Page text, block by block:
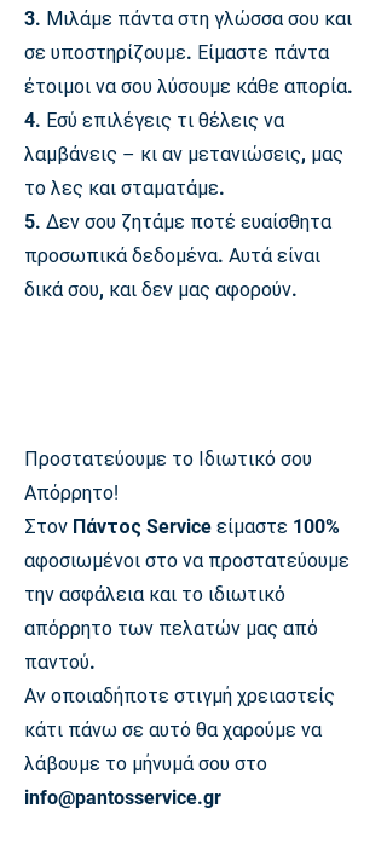
3. Μιλάμε πάντα στη γλώσσα σου και
σε υποστηρίζουμε. Είμαστε πάντα
έτοιμοι να σου λύσουμε κάθε απορία.
4. Εσύ επιλέγεις τι θέλεις να
λαμβάνεις – κι αν μετανιώσεις, μας
το λες και σταματάμε.
5. Δεν σου ζητάμε ποτέ ευαίσθητα
προσωπικά δεδομένα. Αυτά είναι
δικά σου, και δεν μας αφορούν.
Προστατεύουμε το Ιδιωτικό σου
Απόρρητο!
Στον Πάντος Service είμαστε 100%
αφοσιωμένοι στο να προστατεύουμε
την ασφάλεια και το ιδιωτικό
απόρρητο των πελατών μας από
παντού.
Αν οποιαδήποτε στιγμή χρειαστείς
κάτι πάνω σε αυτό θα χαρούμε να
λάβουμε το μήνυμά σου στο
info@pantosservice.gr